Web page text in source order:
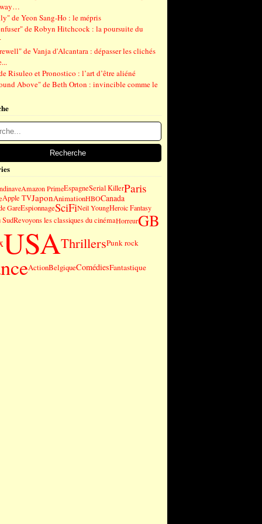
de Yeon Sang-Ho : le mépris
de Robyn Hitchcock : la poursuite du
de Vanja d'Alcantara : dépasser les clichés
Risuleo et Pronostico : l’art d’être aliéné
Above" de Beth Orton : invincible comme le
Amazon PrimeEspagneSerial KillerParis
Apple TVJaponAnimationHBOCanada
GareEspionnageSciFiNeil YoungHeroic Fantasy
SudRevoyons les classiques du cinémaHorreurGB
USAThrillersPunk rock
ActionBelgiqueComédiesFantastique